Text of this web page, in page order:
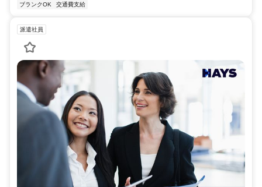
ブランクOK
交通費支給
派遣社員